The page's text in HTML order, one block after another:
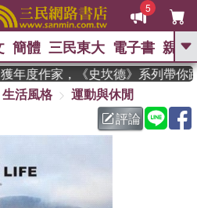
5
GO
熱搜： 東野圭吾 、 高希均教授回憶錄
父親節 、 如果歷
暑期推薦 、 國際布克
輝時代
偉大的迷走神經
簡體 三民東大 電子書 親子
度作家，《史坎德》系列帶你踏
生活風格
運動與休閒
評論